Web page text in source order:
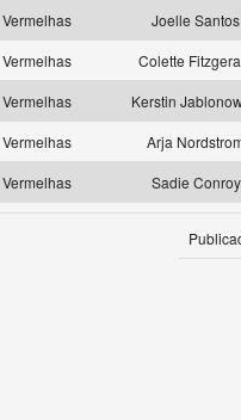
Vermelhas
Joelle Santos
Vermelhas
Colette
Vermelhas
Kerstin
Vermelhas
Arja
Vermelhas Sadie Conroy